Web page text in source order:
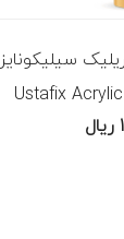
سیلیکونایز
ریال